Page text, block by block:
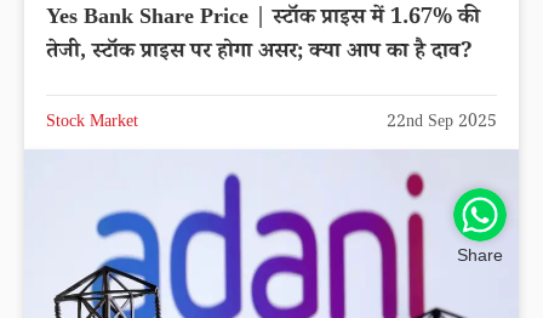
Yes Bank Share Price | स्टॉक प्राइस में 1.67% की
तेजी, स्टॉक प्राइस पर होगा असर; क्या आप का है दाव?
Stock Market 22nd Sep 2025
Share